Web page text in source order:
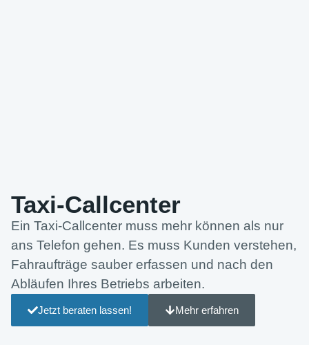
Taxi-Callcenter
Ein Taxi-Callcenter muss mehr können als nur
ans Telefon gehen. Es muss Kunden verstehen,
Fahraufträge sauber erfassen und nach den
Abläufen Ihres Betriebs arbeiten.
Jetzt beraten lassen! Mehr erfahren